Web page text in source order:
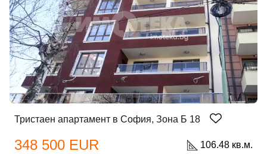
Тристаен апартамент в София, Зона Б 18
348 500 EUR 106.48 кв.м.